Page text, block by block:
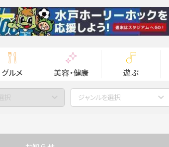
グルメ 美容・健康 遊ぶ
択 ジャンルを選択